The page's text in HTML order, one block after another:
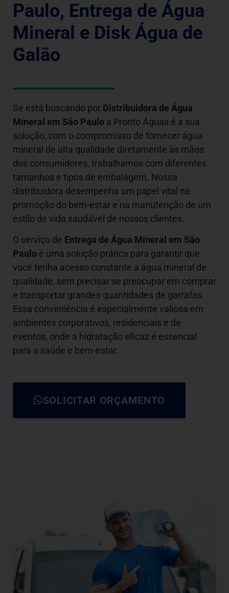
Paulo, Entrega de Água
Mineral e Disk Água de
Galão
Se está buscando por Distribuidora de Água
Mineral em São Paulo a Pronto Águas é a sua
solução, com o compromisso de fornecer água
mineral de alta qualidade diretamente às mãos
dos consumidores, trabalhamos com diferentes
tamanhos e tipos de embalagem. Nossa
distribuidora desempenha um papel vital na
promoção do bem-estar e na manutenção de um
estilo de vida saudável de nossos clientes.
O serviço de Entrega de Água Mineral em São
Paulo é uma solução prática para garantir que
você tenha acesso constante a água mineral de
qualidade, sem precisar se preocupar em comprar
e transportar grandes quantidades de garrafas.
Essa conveniência é especialmente valiosa em
ambientes corporativos, residenciais e de
eventos, onde a hidratação eficaz é essencial
para a saúde e bem-estar.
SOLICITAR ORÇAMENTO